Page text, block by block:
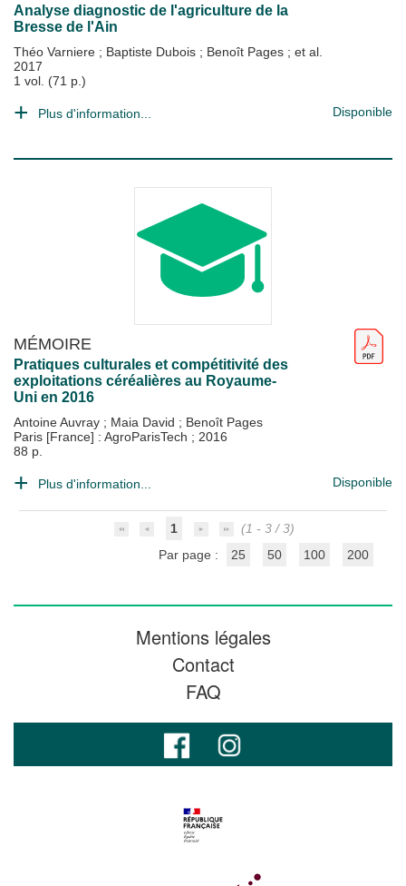
Analyse diagnostic de l'agriculture de la
Bresse de l'Ain
Théo Varniere ; Baptiste Dubois ; Benoît Pages ; et al.
2017
1 vol. (71 p.)
Plus d'information... Disponible
MÉMOIRE
Pratiques culturales et compétitivité des
exploitations céréalières au Royaume-
Uni en 2016
Antoine Auvray ; Maia David ; Benoît Pages
Paris [France] : AgroParisTech ; 2016
88 p.
Plus d'information... Disponible
1
(1 - 3 / 3)
Par page :
25 50 100 200
Mentions légales
Contact
FAQ